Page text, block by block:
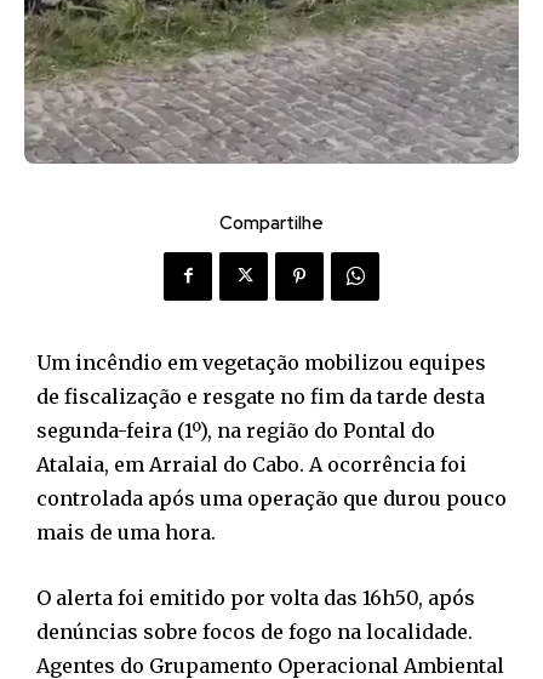
Compartilhe
Um incêndio em vegetação mobilizou equipes
de fiscalização e resgate no fim da tarde desta
segunda-feira (1º), na região do Pontal do
Atalaia, em Arraial do Cabo. A ocorrência foi
controlada após uma operação que durou pouco
mais de uma hora.
O alerta foi emitido por volta das 16h50, após
denúncias sobre focos de fogo na localidade.
Agentes do Grupamento Operacional Ambiental